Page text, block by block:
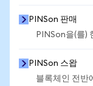
PINSon 판매
PINSon을(를)
PINSon 스왑
블록체인 전반